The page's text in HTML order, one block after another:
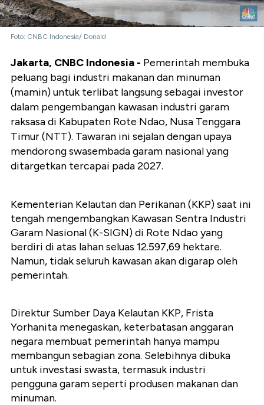
Foto: CNBC Indonesia/ Donald
Jakarta, CNBC Indonesia - Pemerintah membuka
peluang bagi industri makanan dan minuman
(mamin) untuk terlibat langsung sebagai investor
dalam pengembangan kawasan industri garam
raksasa di Kabupaten Rote Ndao, Nusa Tenggara
Timur (NTT). Tawaran ini sejalan dengan upaya
mendorong swasembada garam nasional yang
ditargetkan tercapai pada 2027.
Kementerian Kelautan dan Perikanan (KKP) saat ini
tengah mengembangkan Kawasan Sentra Industri
Garam Nasional (K-SIGN) di Rote Ndao yang
berdiri di atas lahan seluas 12.597,69 hektare.
Namun, tidak seluruh kawasan akan digarap oleh
pemerintah.
Direktur Sumber Daya Kelautan KKP, Frista
Yorhanita menegaskan, keterbatasan anggaran
negara membuat pemerintah hanya mampu
membangun sebagian zona. Selebihnya dibuka
untuk investasi swasta, termasuk industri
pengguna garam seperti produsen makanan dan
minuman.